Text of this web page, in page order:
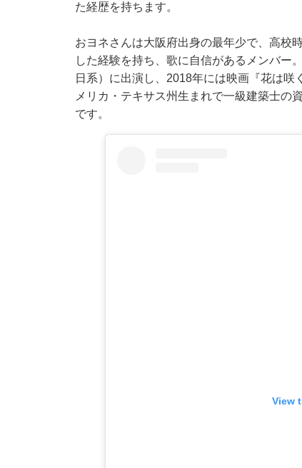
た経歴を持ちます。
おヨネさんは大阪府出身の最年少で、高校
した経験を持ち、歌に自信があるメンバー
日系）に出演し、2018年には映画『花は
メリカ・テキサス州生まれで一級建築士の
です。
View